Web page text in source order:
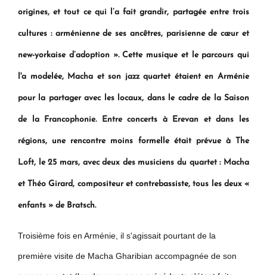
Le premier hôtel Hyatt Regency d'Arménie
ouvrira ses portes à Dilijan
origines, et tout ce qui l’a fait grandir, partagée entre trois
cultures : arménienne de ses ancêtres, parisienne de cœur et
new-yorkaise d’adoption ». Cette musique et le parcours qui
l'a modelée, Macha et son jazz quartet étaient en Arménie
pour la partager avec les locaux, dans le cadre de la Saison
de la Francophonie. Entre concerts à Erevan et dans les
régions, une rencontre moins formelle était prévue à The
Loft, le 25 mars, avec deux des musiciens du quartet : Macha
et Théo Girard, compositeur et contrebassiste, tous les deux «
enfants » de Bratsch.
Troisième fois en Arménie, il s'agissait pourtant de la
première visite de Macha Gharibian accompagnée de son